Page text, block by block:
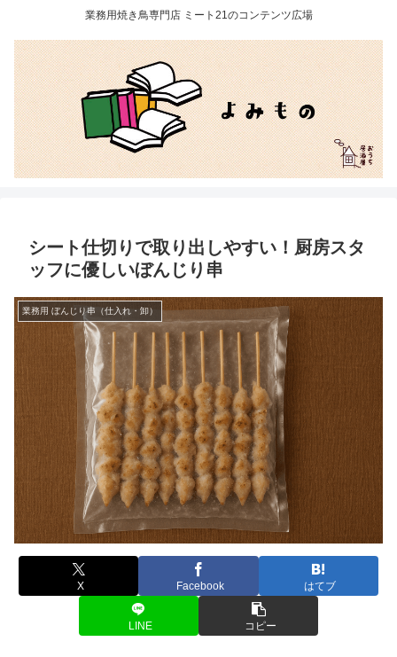
業務用焼き鳥専門店 ミート21のコンテンツ広場
シート仕切りで取り出しやすい！厨房スタ
ッフに優しいぼんじり串
業務用 ぼんじり串（仕入れ・卸）
X Facebook はてブ
LINE コピー